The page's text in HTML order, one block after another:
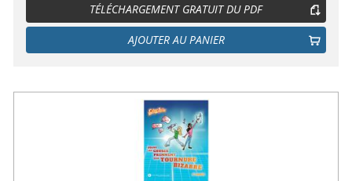
TÉLÉCHARGEMENT GRATUIT DU PDF
AJOUTER AU PANIER